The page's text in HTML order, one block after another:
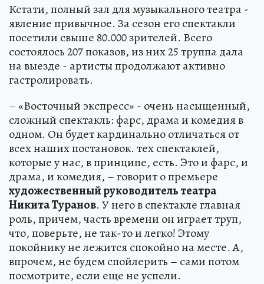
Кстати, полный зал для музыкального театра -
явление привычное. За сезон его спектакли
посетили свыше 80.000 зрителей. Всего
состоялось 207 показов, из них 25 труппа дала
на выезде - артисты продолжают активно
гастролировать.
– «Восточный экспресс» - очень насыщенный,
сложный спектакль: фарс, драма и комедия в
одном. Он будет кардинально отличаться от
всех наших постановок. тех спектаклей,
которые у нас, в принципе, есть. Это и фарс, и
драма, и комедия, – говорит о премьере
художественный руководитель театра
Никита Туранов. У него в спектакле главная
роль, причем, часть времени он играет труп,
что, поверьте, не так-то и легко! Этому
покойнику не лежится спокойно на месте. А,
впрочем, не будем спойлерить – сами потом
посмотрите, если еще не успели.